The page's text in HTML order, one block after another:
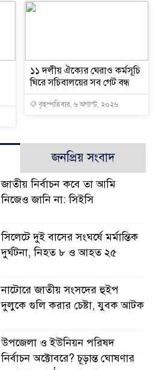
‎১১ দলীয় ঐক্যের ঘেরাও কর্মসূচি
ঘিরে সচিবালয়ের সব গেট বন্ধ
বৃহস্পতিবার, ৬ অগাস্ট, ২০২৬
জনপ্রিয় সংবাদ
জাতীয় নির্বাচন কবে তা আমি
নিজেও জানি না: সিইসি
সিলেটে দুই বাসের সংঘর্ষে মর্মান্তিক
দুর্ঘটনা, নিহত ৮ ও আহত ২৫
নাটোরে জাতীয় সংসদের হুইপ
দুলুকে গুলি করার চেষ্টা, যুবক আটক
উপজেলা ও ইউনিয়ন পরিষদ
নির্বাচন অক্টোবরে? চূড়ান্ত ঘোষণার